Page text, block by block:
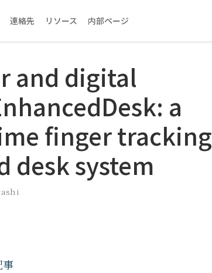
連絡先 リソース 内部ページ
and digital
a
finger tracking
desk system
事